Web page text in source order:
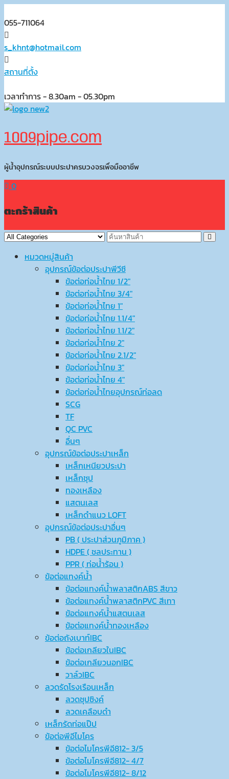
to
content
055-711064
s_khnt@hotmail.com
สถานที่ตั้ง
เวลาทำการ - 8.30am - 05.30pm
1009pipe.com
ผู้น้ำอุปกรณ์ระบบประปาครบวงจรเพื่อมืออาชีพ
0
ตะกร้าสินค้า
หมวดหมู่สินค้า
อุปกรณ์ข้อต่อประปาพีวีซี
ข้อต่อท่อน้ำไทย 1/2″
ข้อต่อท่อน้ำไทย 3/4″
ข้อต่อท่อน้ำไทย 1″
ข้อต่อท่อน้ำไทย 1.1/4″
ข้อต่อท่อน้ำไทย 1.1/2″
ข้อต่อท่อน้ำไทย 2″
ข้อต่อท่อน้ำไทย 2.1/2″
ข้อต่อท่อน้ำไทย 3″
ข้อต่อท่อน้ำไทย 4″
ข้อต่อท่อน้ำไทยอุปกรณ์ท่อลด
SCG
TF
QC PVC
อื่นๆ
อุปกรณ์ข้อต่อประปาเหล็ก
เหล็กเหนียวประปา
เหล็กชุป
ทองเหลือง
แสตนเลส
เหล็กดำแนว LOFT
อุปกรณ์ข้อต่อประปาอื่นๆ
PB ( ประปาส่วนภูมิภาค )
HDPE ( ชลประทาน )
PPR ( ท่อน้ำร้อน )
ข้อต่อแทงค์น้ำ
ข้อต่อแทงค์น้ำพลาสติกABS สีขาว
ข้อต่อแทงค์น้ำพลาสติกPVC สีเทา
ข้อต่อแทงค์น้ำแสตนเลส
ข้อต่อแทงค์น้ำทองเหลือง
ข้อต่อถังเบาท์IBC
ข้อต่อเกลียวในIBC
ข้อต่อเกลียวนอกIBC
วาล์วIBC
ลวดรัดโรงเรือนเหล็ก
ลวดชุปซิงค์
ลวดเคลือบดำ
เหล็กรัดท่อแป๊ป
ข้อต่อพีอีไมโคร
ข้อต่อไมโครพีอี812- 3/5
ข้อต่อไมโครพีอี812- 4/7
ข้อต่อไมโครพีอี812- 8/12